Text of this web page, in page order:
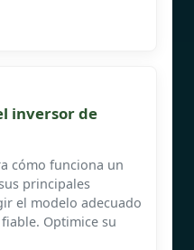
inversor de
cómo funciona un
principales
el modelo adecuado
Optimice su